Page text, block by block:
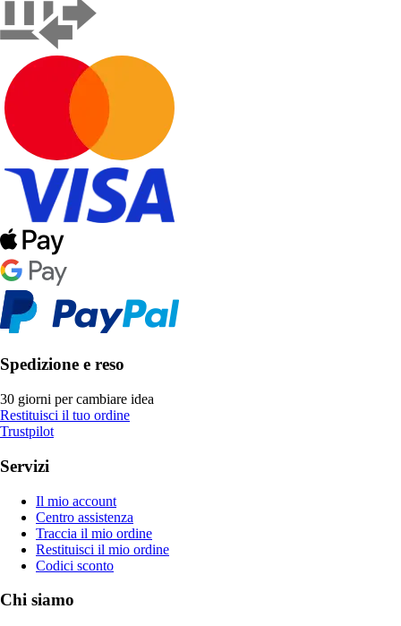
Spedizione e reso
30 giorni per cambiare idea
Restituisci il tuo ordine
Trustpilot
Servizi
Il mio account
Centro assistenza
Traccia il mio ordine
Restituisci il mio ordine
Codici sconto
Chi siamo